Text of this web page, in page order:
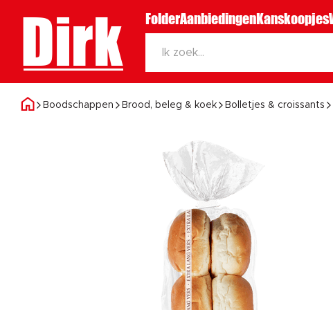
Dirk FolderAanbiedingenKanskoopjes
Boodschappen Brood, beleg & koek Bolletjes & croissants